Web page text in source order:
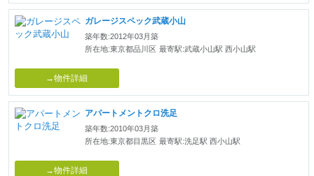
ガレージスペック武蔵小山
築年数:2012年03月築
所在地:東京都品川区 最寄駅:武蔵小山駅 西小山駅
→物件詳細
アパートメントクロ洗足
築年数:2010年03月築
所在地:東京都目黒区 最寄駅:洗足駅 西小山駅
→物件詳細